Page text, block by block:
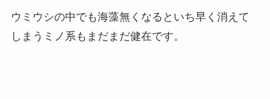
ウミウシの中でも海藻無くなるといち早く消えて
しまうミノ系もまだまだ健在です。